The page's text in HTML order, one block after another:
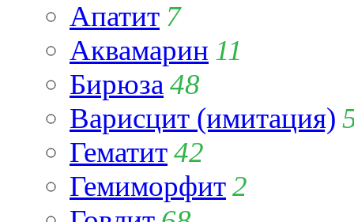
Апатит 7
Аквамарин 11
Бирюза 48
Варисцит (имитация)
Гематит42
Гемиморфит2